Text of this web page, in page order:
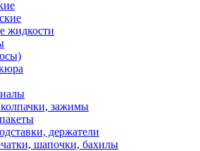
жидкости
зажимы
держатели
шапочки, бахилы